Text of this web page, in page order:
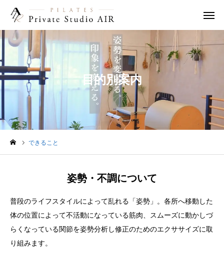
目的別案内
できること
姿勢・不調について
普段のライフスタイルによって乱れる「姿勢」。各所へ移動した
体の位置によって不活動になっている筋肉、スムーズに動かしづ
らくなっている関節を姿勢分析し修正のためのエクササイズに取
り組みます。
WEB予約
instagram 友だち追加
求人案内 アクセス
はじめての方へ
ピラティスとは
料金システム
スタジオアクセス